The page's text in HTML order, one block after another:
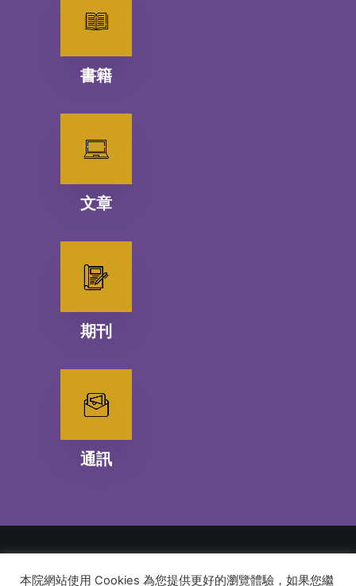
書籍
文章
期刊
通訊
© 2026 建道神學院Alliance Bible Seminary. All rights reserved
本院網站使用 Cookies 為您提供更好的瀏覽體驗，如果您繼